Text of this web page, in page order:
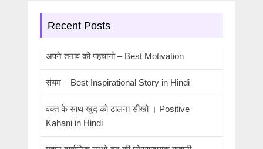
Recent Posts
अपने तनाव को पहचानो – Best Motivation
संयम – Best Inspirational Story in Hindi
वक्त के साथ खुद को ढालना सीखो । Positive
Kahani in Hindi